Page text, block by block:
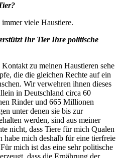
viele Haustiere.
Ihr Tier Ihre politische
zu meinen Haustieren sehe
die die gleichen Rechte auf ein
Wir verwehren ihnen dieses
in Deutschland circa 60
Rinder und 665 Millionen
unter denen sie bis zur
werden, sind aus meiner
nicht, dass Tiere für mich Qualen
habe mich deshalb für eine tierfreie
mich ist das eine sehr politische
dass die Ernährung der